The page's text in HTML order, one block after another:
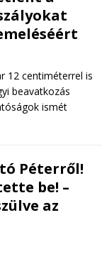
12 centiméterrel is
beavatkozás
ismét
Péterről!
be! –
az